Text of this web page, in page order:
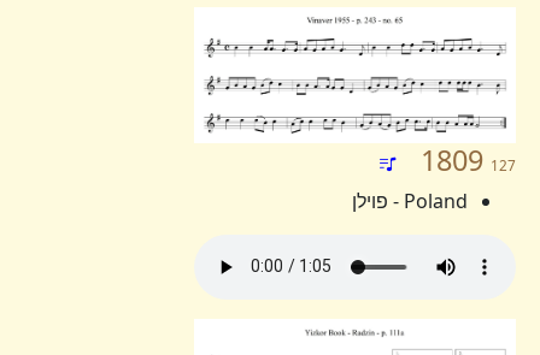
1809 127
Poland - פוילן